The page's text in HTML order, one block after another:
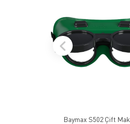
Baymax S502 Çift